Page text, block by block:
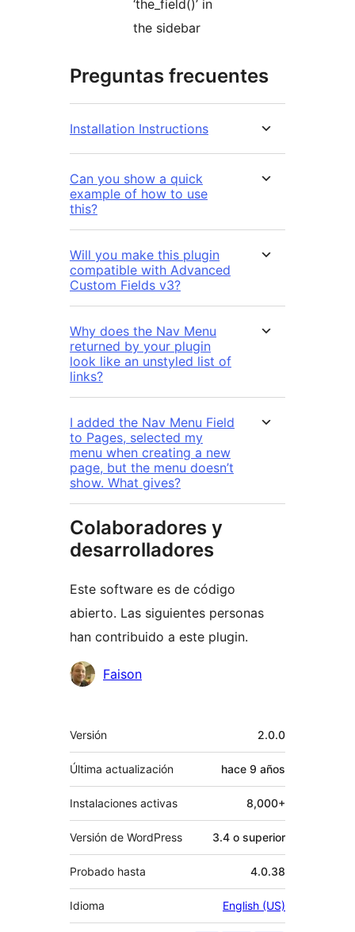
‘the_field()’ in
the sidebar
Preguntas frecuentes
Installation Instructions
Can you show a quick
example of how to use
this?
Will you make this plugin
compatible with Advanced
Custom Fields v3?
Why does the Nav Menu
returned by your plugin
look like an unstyled list of
links?
I added the Nav Menu Field
to Pages, selected my
menu when creating a new
page, but the menu doesn’t
show. What gives?
Colaboradores y
desarrolladores
Este software es de código
abierto. Las siguientes personas
han contribuido a este plugin.
Colaboradores
Faison
Meta
Versión 2.0.0
Última actualización hace 9 años
Instalaciones activas 8,000+
Versión de WordPress 3.4 o superior
Probado hasta 4.0.38
Idioma English (US)